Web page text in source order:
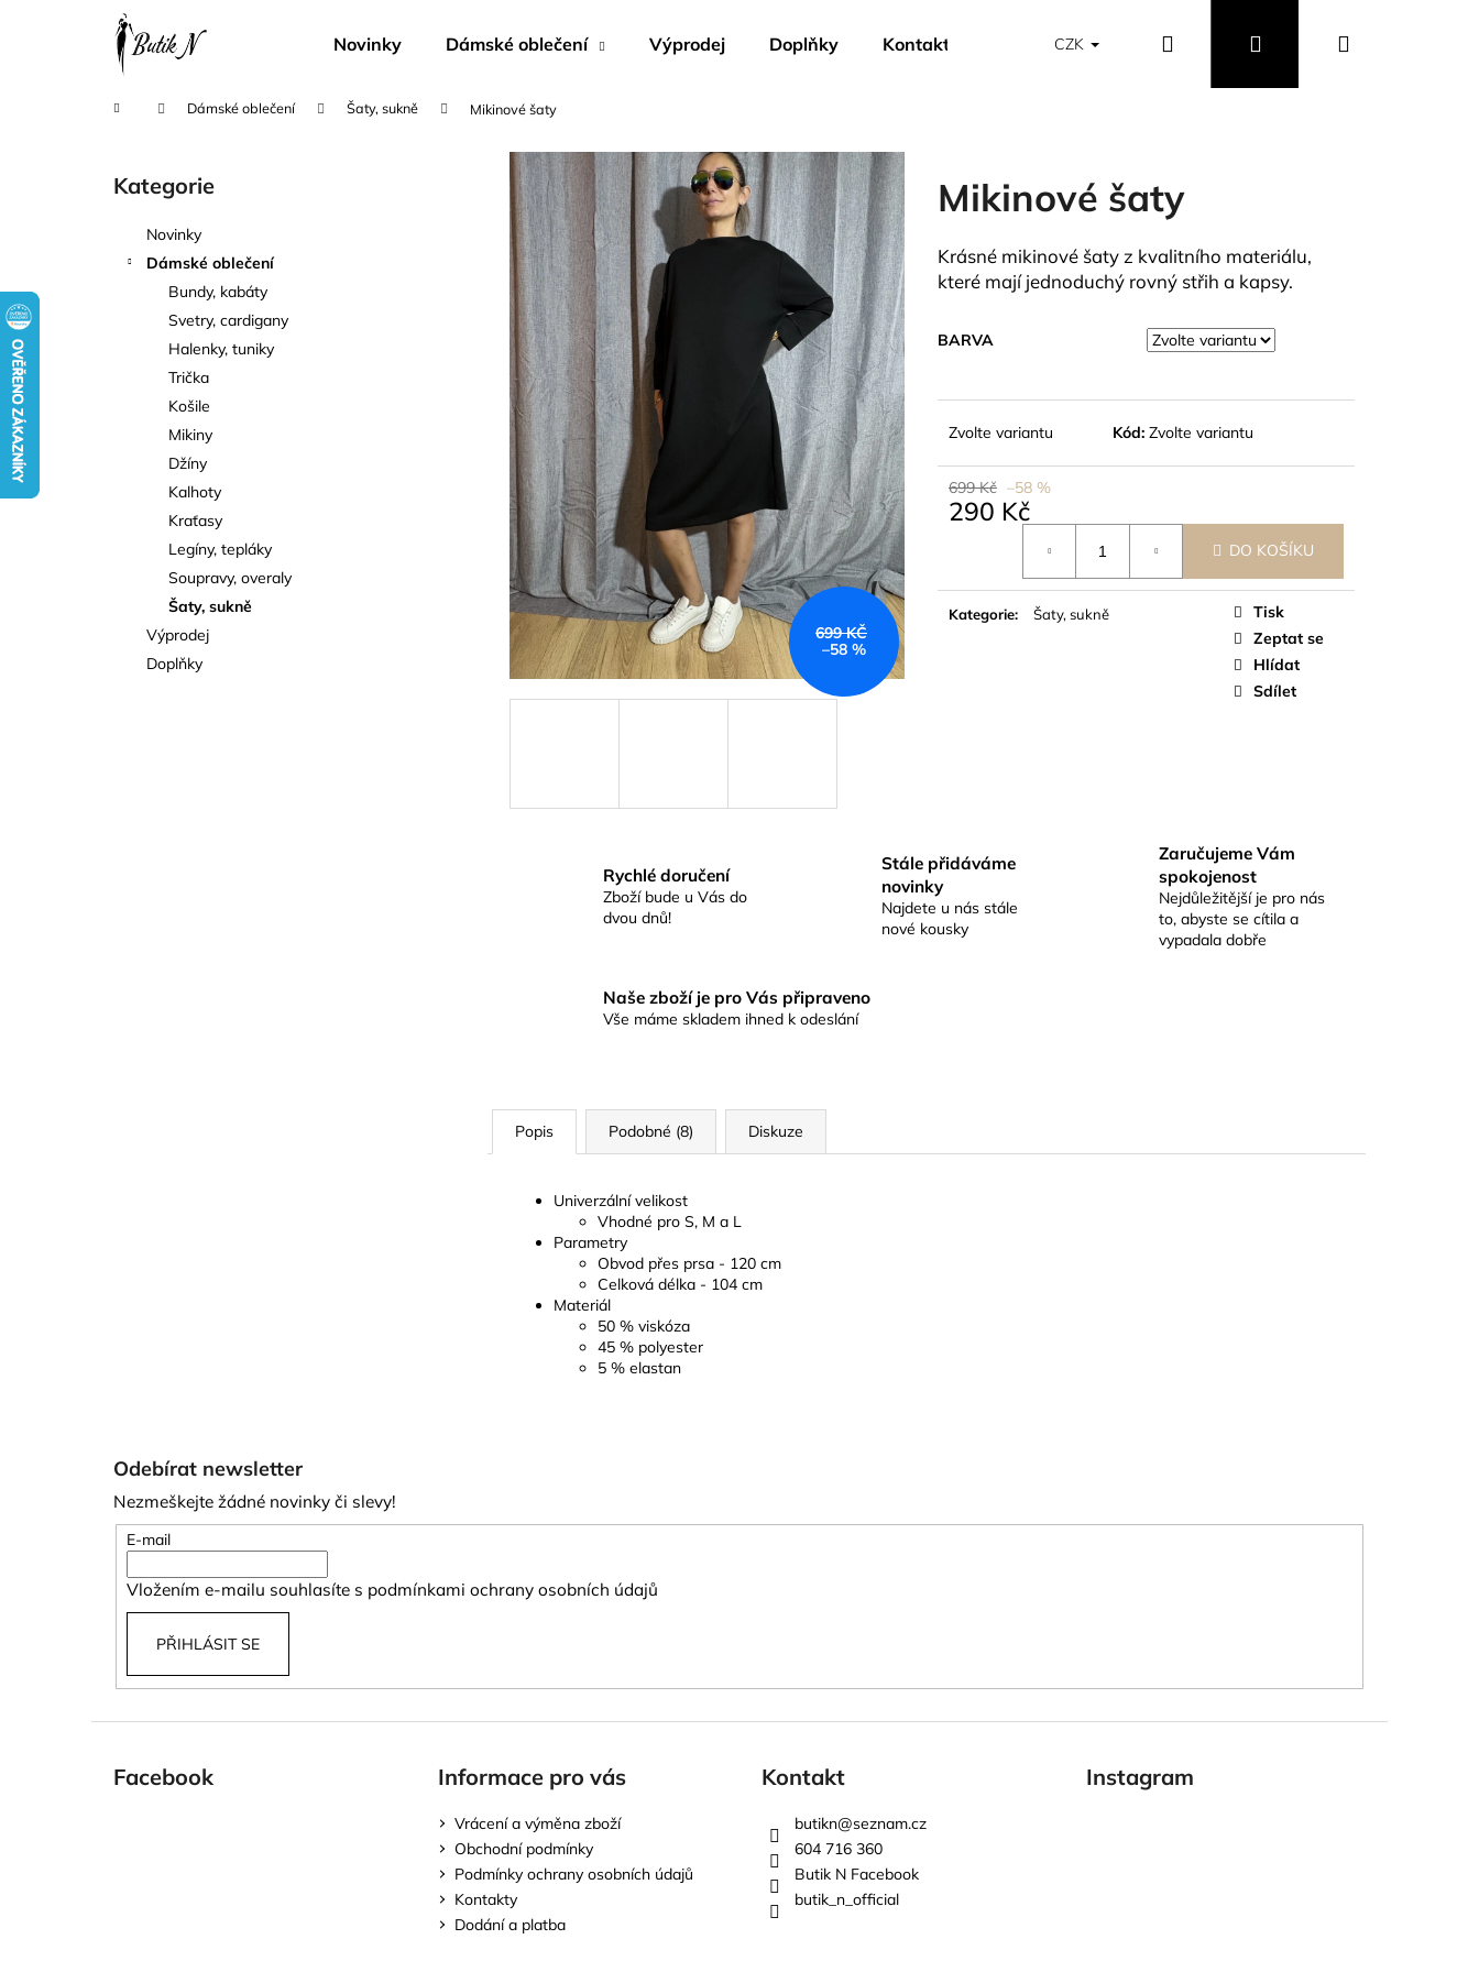
Novinky Dámské oblečení Výprodej Doplňky Kontakty Obchodní podmínky Vrácení a výměna zboží
CZK Hledat PřihlášeníNákupní
Domů Dámské oblečení Šaty, sukně Mikinové šaty
Přeskočit
kategorie
Kategorie
Novinky
Dámské oblečení
Bundy, kabáty
Svetry, cardigany
Halenky, tuniky
Trička
Košile
Mikiny
Džíny
Kalhoty
Kraťasy
Legíny, tepláky
Soupravy, overaly
Šaty, sukně
Výprodej
Doplňky
Mikinové šaty
Krásné mikinové šaty z kvalitního materiálu,
které mají jednoduchý rovný střih a kapsy.
BARVA
Zvolte variantu Kód: Zvolte variantu
699 Kč –58 %
290 Kč
DO KOŠÍKU
Kategorie: Šaty, sukně
Tisk
Zeptat se
Hlídat
Sdílet
699 KČ
–58 %
Rychlé doručení
Zboží bude u Vás do
dvou dnů!
Stále přidáváme
novinky
Najdete u nás stále
nové kousky
Zaručujeme Vám
spokojenost
Nejdůležitější je pro nás
to, abyste se cítila a
vypadala dobře
Naše zboží je pro Vás připraveno
Vše máme skladem ihned k odeslání
Popis Podobné (8) Diskuze
Univerzální velikost
Vhodné pro S, M a L
Parametry
Obvod přes prsa - 120 cm
Celková délka - 104 cm
Materiál
50 % viskóza
45 % polyester
5 % elastan
Co potřebujete najít?
HLEDAT
Doporučujeme
Odebírat newsletter
Nezmeškejte žádné novinky či slevy!
E-mail
Vložením e-mailu souhlasíte s podmínkami ochrany osobních údajů
PŘIHLÁSIT SE
Facebook Informace pro vás
Vrácení a výměna zboží
Obchodní podmínky
Podmínky ochrany osobních údajů
Kontakty
Dodání a platba
Kontakt
butikn@seznam.cz
604 716 360
Butik N Facebook
butik_n_official
Instagram